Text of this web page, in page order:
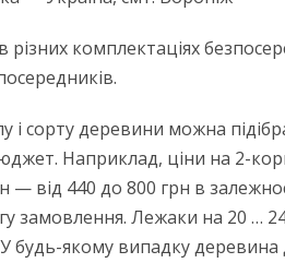
різних комплектаціях
і сорту деревини можна
Наприклад, ціни на 2-
від 440 до 800 грн в
замовлення. Лежаки на 20 …
будь-якому випадку деревина